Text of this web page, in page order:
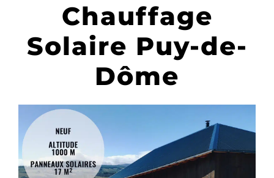
Chauffage
Solaire Puy-de-
Dôme